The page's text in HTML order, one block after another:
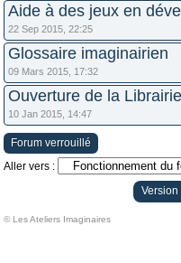
Aide à des jeux en
22 Sep 2015, 22:25
Glossaire imaginairien
09 Mars 2015, 17:32
Ouverture de la
10 Jan 2015, 14:47
Forum verrouillé
Aller vers :
© Les Ateliers Imaginaires